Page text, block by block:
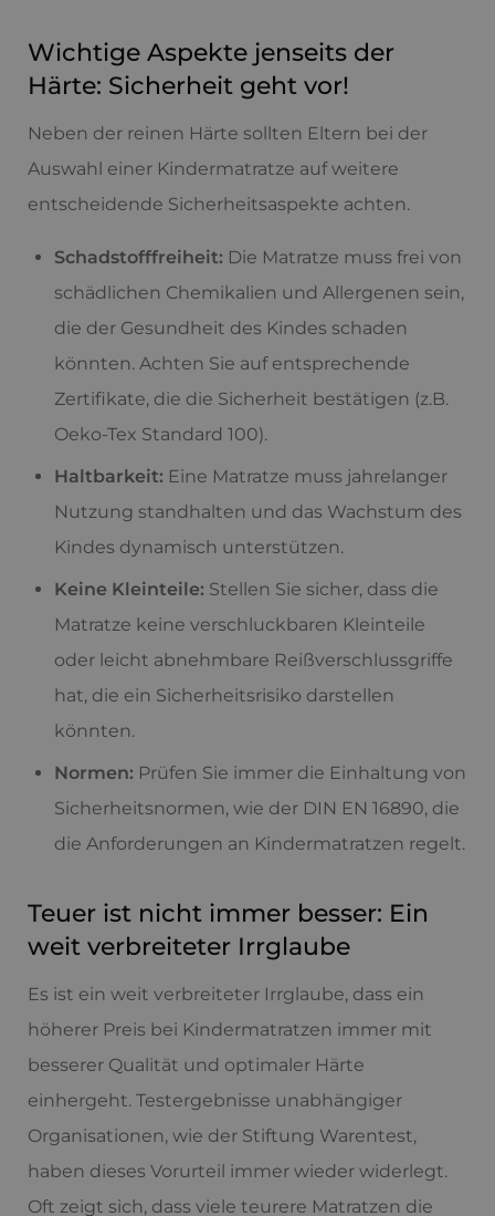
Wichtige Aspekte jenseits der
Härte: Sicherheit geht vor!
Neben der reinen Härte sollten Eltern bei der
Auswahl einer Kindermatratze auf weitere
entscheidende Sicherheitsaspekte achten.
Schadstofffreiheit: Die Matratze muss frei von
schädlichen Chemikalien und Allergenen sein,
die der Gesundheit des Kindes schaden
könnten. Achten Sie auf entsprechende
Zertifikate, die die Sicherheit bestätigen (z.B.
Oeko-Tex Standard 100).
Haltbarkeit: Eine Matratze muss jahrelanger
Nutzung standhalten und das Wachstum des
Kindes dynamisch unterstützen.
Keine Kleinteile: Stellen Sie sicher, dass die
Matratze keine verschluckbaren Kleinteile
oder leicht abnehmbare Reißverschlussgriffe
hat, die ein Sicherheitsrisiko darstellen
könnten.
Normen: Prüfen Sie immer die Einhaltung von
Sicherheitsnormen, wie der DIN EN 16890, die
die Anforderungen an Kindermatratzen regelt.
Teuer ist nicht immer besser: Ein
weit verbreiteter Irrglaube
Es ist ein weit verbreiteter Irrglaube, dass ein
höherer Preis bei Kindermatratzen immer mit
besserer Qualität und optimaler Härte
einhergeht. Testergebnisse unabhängiger
Organisationen, wie der Stiftung Warentest,
haben dieses Vorurteil immer wieder widerlegt.
Oft zeigt sich, dass viele teurere Matratzen die